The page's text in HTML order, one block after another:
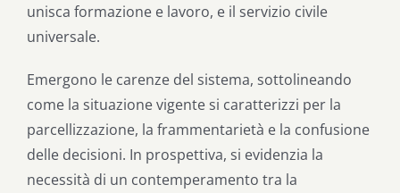
unisca formazione e lavoro, e il servizio civile
universale.
Emergono le carenze del sistema, sottolineando
come la situazione vigente si caratterizzi per la
parcellizzazione, la frammentarietà e la confusione
delle decisioni. In prospettiva, si evidenzia la
necessità di un contemperamento tra la